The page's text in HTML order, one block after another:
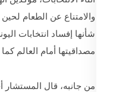
والامتناع عن الطعام
شأنها إفساد انتخابات
مصداقيتها أمام العالم
من جانبه، قال